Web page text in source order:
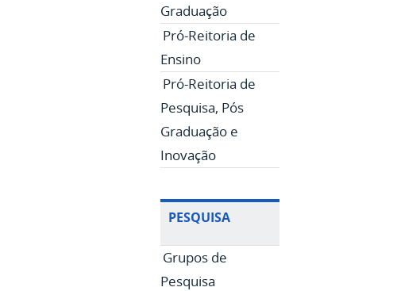
Graduação
Pró-Reitoria de
Ensino
Pró-Reitoria de
Pesquisa, Pós
Graduação e
Inovação
PESQUISA
Grupos de
Pesquisa